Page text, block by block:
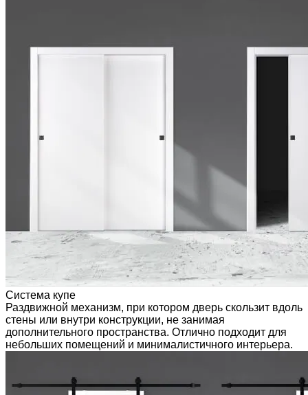
Система купе
Раздвижной механизм, при котором дверь скользит вдоль
стены или внутри конструкции, не занимая
дополнительного пространства. Отлично подходит для
небольших помещений и минималистичного интерьера.